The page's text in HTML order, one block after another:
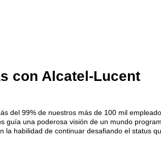
con Alcatel-Lucent
del 99% de nuestros más de 100 mil
guía una poderosa visión de un mundo
habilidad de continuar desafiando el status